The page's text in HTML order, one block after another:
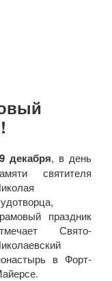
декабря, в день
святителя
праздник
Свято-
в Форт-